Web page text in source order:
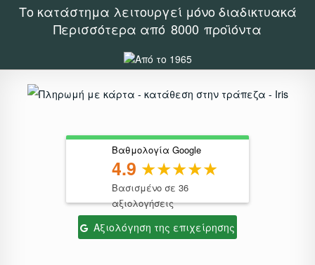
Το κατάστημα λειτουργεί μόνο διαδικτυακά
Περισσότερα από 8000 προϊόντα
Βαθμολογία Google
4.9
Βασισμένο σε 36
αξιολογήσεις
Αξιολόγηση της επιχείρησης